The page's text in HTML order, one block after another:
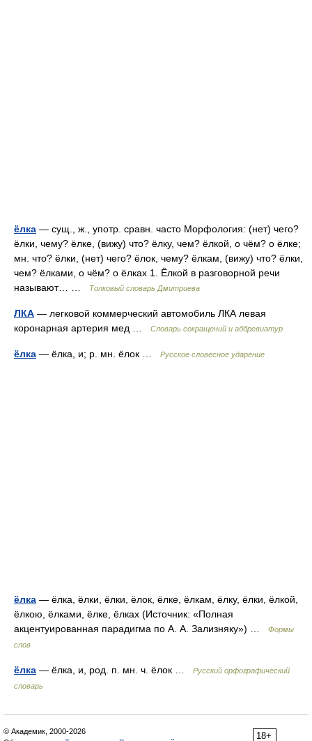
ёлка — сущ., ж., употр. сравн. часто Морфология: (нет) чего?
ёлки, чему? ёлке, (вижу) что? ёлку, чем? ёлкой, о чём? о ёлке;
мн. что? ёлки, (нет) чего? ёлок, чему? ёлкам, (вижу) что? ёлки,
чем? ёлками, о чём? о ёлках 1. Ёлкой в разговорной речи
называют… …
Толковый словарь Дмитриева
ЛКА — легковой коммерческий автомобиль ЛКА левая
коронарная артерия мед …
Словарь сокращений и аббревиатур
ёлка — ёлка, и; р. мн. ёлок … Русское словесное ударение
ёлка — ёлка, ёлки, ёлки, ёлок, ёлке, ёлкам, ёлку, ёлки, ёлкой,
ёлкою, ёлками, ёлке, ёлках (Источник: «Полная
акцентуированная парадигма по А. А. Зализняку») …
Формы
слов
ёлка — ёлка, и, род. п. мн. ч. ёлок …
Русский орфографический
словарь
18+
© Академик, 2000-2026